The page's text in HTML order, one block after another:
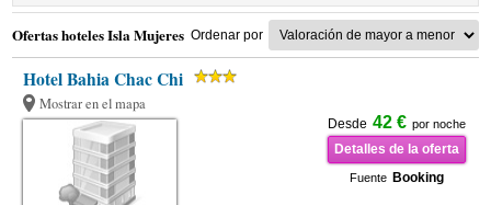
Ofertas hoteles Isla Mujeres Ordenar por
Hotel Bahia Chac Chi
Mostrar en el mapa
Desde 42 € por noche
Detalles de la oferta
Fuente Booking